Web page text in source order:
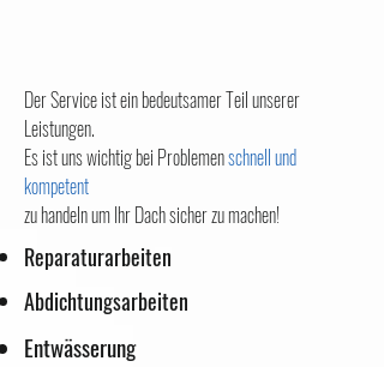
Der Service ist ein bedeutsamer Teil unserer
Leistungen.
Es ist uns wichtig bei Problemenschnell und
kompetent
zu handeln um Ihr Dach sicher zu machen!
Reparaturarbeiten
Abdichtungsarbeiten
Entwässerung